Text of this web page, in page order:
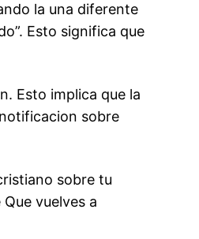
la una diferente
Esto significa que
Esto implica que la
sobre
sobre tu
vuelves a